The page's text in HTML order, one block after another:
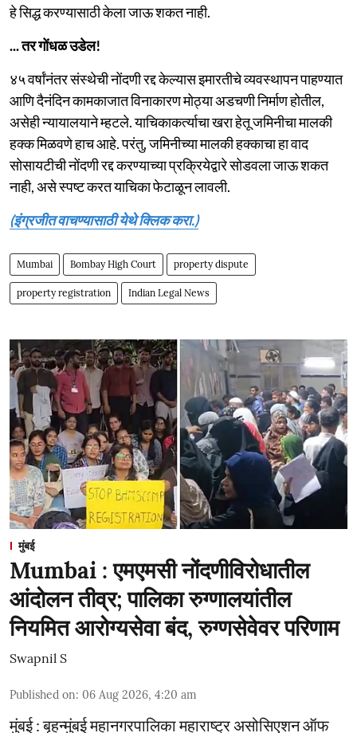
हे सिद्ध करण्यासाठी केला जाऊ शकत नाही.
... तर गोंधळ उडेल!
४५ वर्षांनंतर संस्थेची नोंदणी रद्द केल्यास इमारतीचे व्यवस्थापन पाहण्यात
आणि दैनंदिन कामकाजात विनाकारण मोठ्या अडचणी निर्माण होतील,
असेही न्यायालयाने म्हटले. याचिकाकर्त्याचा खरा हेतू जमिनीचा मालकी
हक्क मिळवणे हाच आहे. परंतु, जमिनीच्या मालकी हक्काचा हा वाद
सोसायटीची नोंदणी रद्द करण्याच्या प्रक्रियेद्वारे सोडवला जाऊ शकत
नाही, असे स्पष्ट करत याचिका फेटाळून लावली.
(इंग्रजीत वाचण्यासाठी येथे क्लिक करा.)
Mumbai Bombay High Court property dispute
property registration Indian Legal News
मुंबई
Mumbai : एमएमसी नोंदणीविरोधातील
आंदोलन तीव्र; पालिका रुग्णालयांतील
नियमित आरोग्यसेवा बंद, रुग्णसेवेवर परिणाम
Swapnil S
Published on: 06 Aug 2026, 4:20 am
मुंबई : बृहन्मुंबई महानगरपालिका महाराष्ट्र असोसिएशन ऑफ